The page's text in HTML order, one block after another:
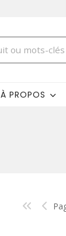
À PROPOS